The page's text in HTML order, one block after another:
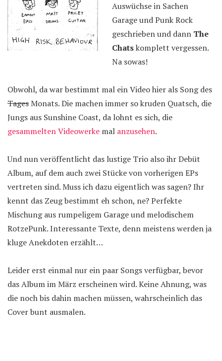
Auswüchse in Sachen
Garage und Punk Rock
geschrieben und dann The
Chatskomplett vergessen.
Na sowas!
Obwohl, da war bestimmt mal ein Video hier als Song des
TagesMonats. Die machen immer so kruden Quatsch, die
Jungs aus Sunshine Coast, da lohnt es sich, die
gesammeltenVideowerke mal anzusehen.
Und nun veröffentlicht das lustige Trio also ihr Debüt
Album, auf dem auch zwei Stücke von vorherigen EPs
vertreten sind. Muss ich dazu eigentlich was sagen? Ihr
kennt das Zeug bestimmt eh schon, ne? Perfekte
Mischung aus rumpeligem Garage und melodischem
RotzePunk. Interessante Texte, denn meistens werden ja
kluge Anekdoten erzählt…
Leider erst einmal nur ein paar Songs verfügbar, bevor
das Album im März erscheinen wird. Keine Ahnung, was
die noch bis dahin machen müssen, wahrscheinlich das
Cover bunt ausmalen.